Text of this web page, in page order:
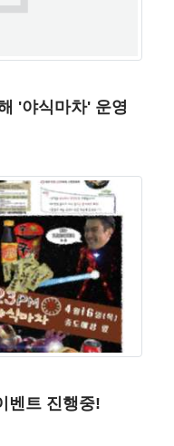
'야식마차' 운영
벤트 진행중!